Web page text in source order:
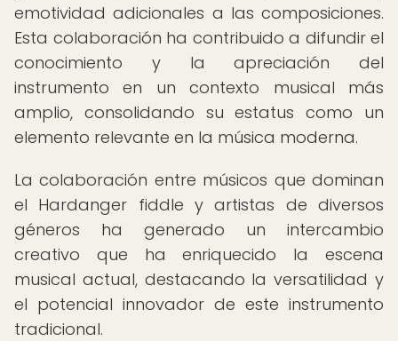
emotividad adicionales a las composiciones.
Esta colaboración ha contribuido a difundir el
conocimiento y la apreciación del
instrumento en un contexto musical más
amplio, consolidando su estatus como un
elemento relevante en la música moderna.
La colaboración entre músicos que dominan
el Hardanger fiddle y artistas de diversos
géneros ha generado un intercambio
creativo que ha enriquecido la escena
musical actual, destacando la versatilidad y
el potencial innovador de este instrumento
tradicional.